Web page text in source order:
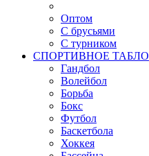
Оптом
С брусьями
С турником
СПОРТИВНОЕ ТАБЛО
Гандбол
Волейбол
Борьба
Бокс
Футбол
Баскетбола
Хоккея